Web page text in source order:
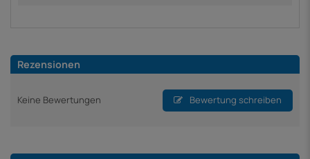
Rezensionen
Keine Bewertungen Bewertung schreiben